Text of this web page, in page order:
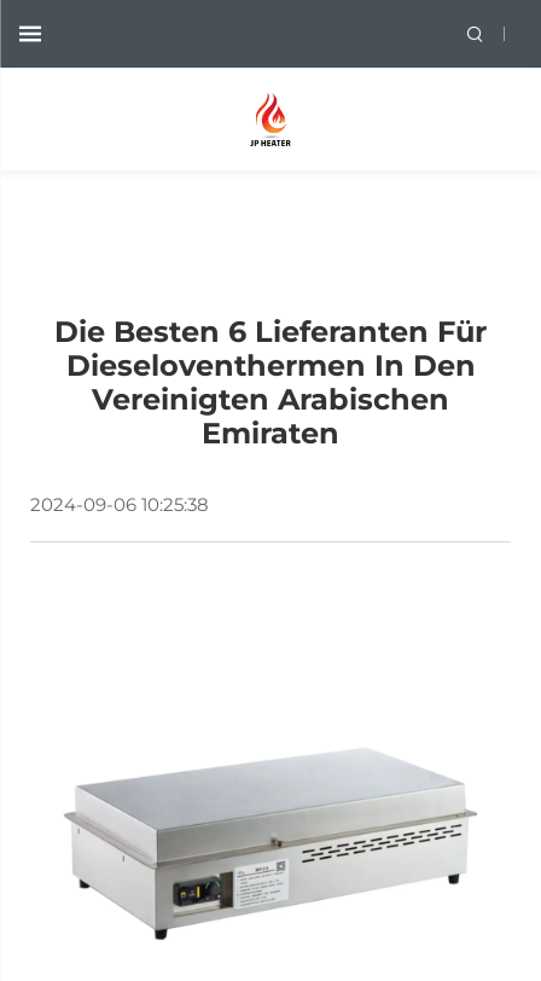
Die Besten 6 Lieferanten Für
Dieseloventhermen In Den
Vereinigten Arabischen
Emiraten
2024-09-06 10:25:38